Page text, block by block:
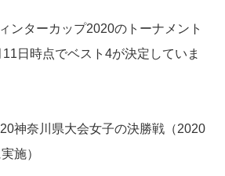
ンターカップ2020のトーナメント
日時点でベスト4が決定していま
神奈川県大会女子の決勝戦（2020
施）